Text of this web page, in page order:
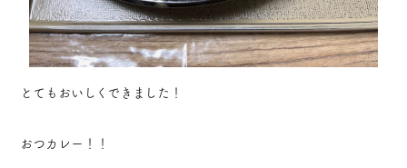
とてもおいしくできました！
おつカレー！！